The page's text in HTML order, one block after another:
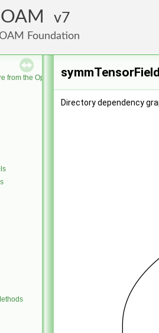
7
Foundation
from the OpenFOAM Foundation
Directory dependency